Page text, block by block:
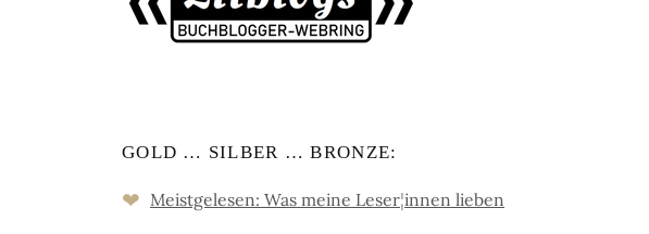
GOLD … SILBER … BRONZE:
❤ Meistgelesen: Was meine Leser¦innen lieben